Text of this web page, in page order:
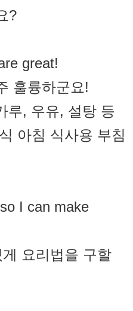
?
great!
훌륭하군요!
루, 우유, 설탕 등
아침 식사용 부침
I can make
요리법을 구할